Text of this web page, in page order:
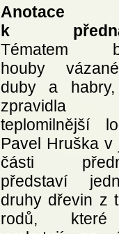
Anotace
k
Tématem
houby
duby a
zpravidla
teplomilnější
Pavel Hruška v
části
představí
druhy dřevin z
rodů,